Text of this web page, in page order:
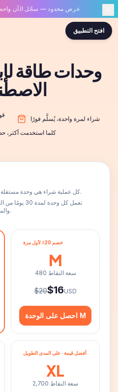
عرض محدود — سجّل الآن
افتح التطبيق
وحدات طاقة
شراء لمرة واحدة، يُسلَّم فورًا
كلما استخدمت أكثر،
كل عملية شراء هي وحدة مستقلة — سعة ثابتة وتسليم فوري.
تعمل كل وحدة
والمشتريات الجديدة تعمل بالتوازي.
خصم 20٪ لأول مرة
M
480 سعة النقاط
$20$16USD
احصل على الوحدة M
أفضل قيمة · على المدى الطويل
XL
2,700 سعة النقاط